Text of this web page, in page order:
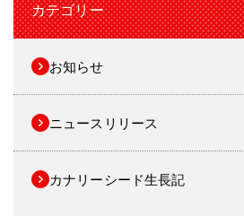
カテゴリー
お知らせ
ニュースリリース
カナリーシード生長記